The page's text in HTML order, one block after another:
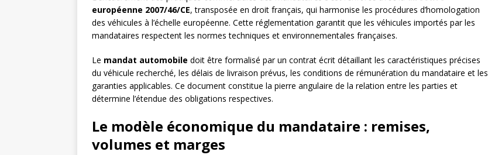
européenne 2007/46/CE, transposée en droit français, qui harmonise les procédures d’homologation
des véhicules à l’échelle européenne. Cette réglementation garantit que les véhicules importés par les
mandataires respectent les normes techniques et environnementales françaises.
Le mandat automobile doit être formalisé par un contrat écrit détaillant les caractéristiques précises
du véhicule recherché, les délais de livraison prévus, les conditions de rémunération du mandataire et les
garanties applicables. Ce document constitue la pierre angulaire de la relation entre les parties et
détermine l’étendue des obligations respectives.
Le modèle économique du mandataire : remises,
volumes et marges